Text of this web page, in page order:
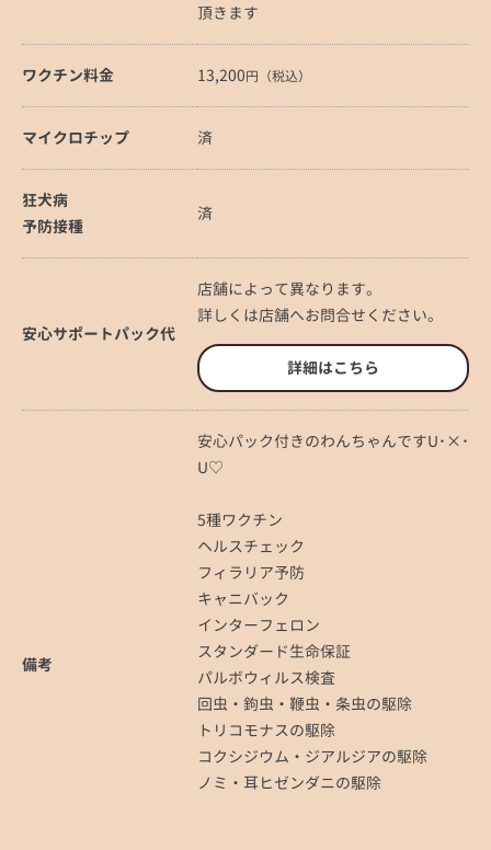
頂きます
ワクチン料金 13,200円（税込）
マイクロチップ 済
狂犬病
予防接種
済
安心サポートパック代
店舗によって異なります。
詳しくは店舗へお問合せください。
詳細はこちら
備考
安心パック付きのわんちゃんですU･×･
U♡
5種ワクチン
ヘルスチェック
フィラリア予防
キャニバック
インターフェロン
スタンダード生命保証
パルボウィルス検査
回虫・鉤虫・鞭虫・条虫の駆除
トリコモナスの駆除
コクシジウム・ジアルジアの駆除
ノミ・耳ヒゼンダニの駆除